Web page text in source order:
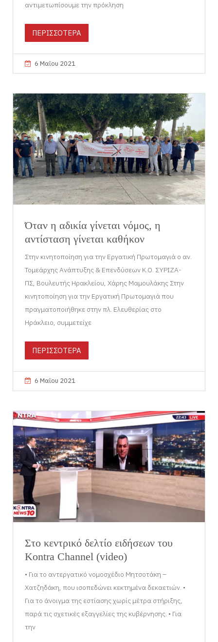
αντιμετωπίσουμε την πρόκληση
ΠΕΡΙΣΣΟΤΕΡΑ
6 Μαΐου 2021
Όταν η αδικία γίνεται νόμος, η
αντίσταση γίνεται καθήκον
Στην κινητοποίηση για την Εργατική Πρωτομαγιά ο αν.
Τομεάρχης Ανάπτυξης & Επενδύσεων Κ.Ο. ΣΥΡΙΖΑ-
ΠΣ, Βουλευτής Ηρακλείου, Χάρης Μαμουλάκης Στην
κινητοποίηση για την Εργατική Πρωτομαγιά που
πραγματοποιήθηκε στην πλ. Ελευθερίας στο
Ηράκλειο, συμμετείχε
ΠΕΡΙΣΣΟΤΕΡΑ
6 Μαΐου 2021
Στο κεντρικό δελτίο ειδήσεων του
Kontra Channel (video)
• Για το αντεργατικό νομοσχέδιο Μητσοτάκη –
Χατζηδάκη, που ισοπεδώνει κεκτημένα δεκαετιών. •
Για το άνοιγμα της εστίασης χωρίς μέτρα στήριξης,
παρά τις σχετικές εξαγγελίες της κυβέρνησης. • Για
την